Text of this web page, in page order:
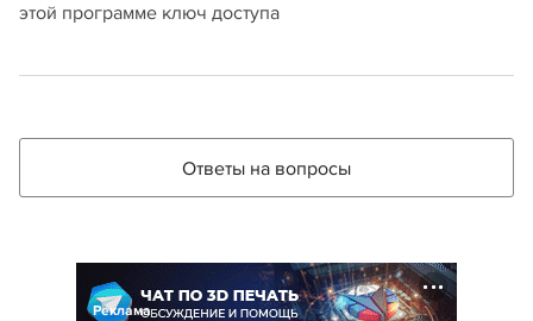
этой программе ключ доступа
Ответы на вопросы
Реклама